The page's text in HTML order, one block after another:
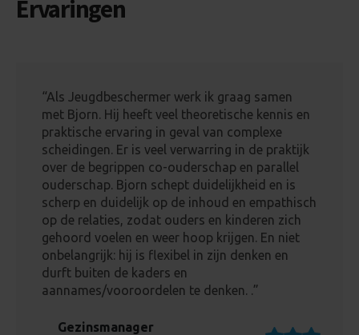
Ervaringen
“Als Jeugdbeschermer werk ik graag samen
met Bjorn. Hij heeft veel theoretische kennis en
praktische ervaring in geval van complexe
scheidingen. Er is veel verwarring in de praktijk
over de begrippen co-ouderschap en parallel
ouderschap. Bjorn schept duidelijkheid en is
scherp en duidelijk op de inhoud en empathisch
op de relaties, zodat ouders en kinderen zich
gehoord voelen en weer hoop krijgen. En niet
onbelangrijk: hij is flexibel in zijn denken en
durft buiten de kaders en
aannames/vooroordelen te denken. .”
Gezinsmanager